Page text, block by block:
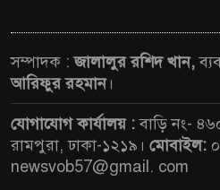
সম্পাদক :জালালুর রশিদ খান,
আরিফুর রহমান।
যোগাযোগ কার্যালয় :বাড়ি নং-
রামপুরা, ঢাকা-১২১৯। মোবাইল:
newsvob57@gmail. com